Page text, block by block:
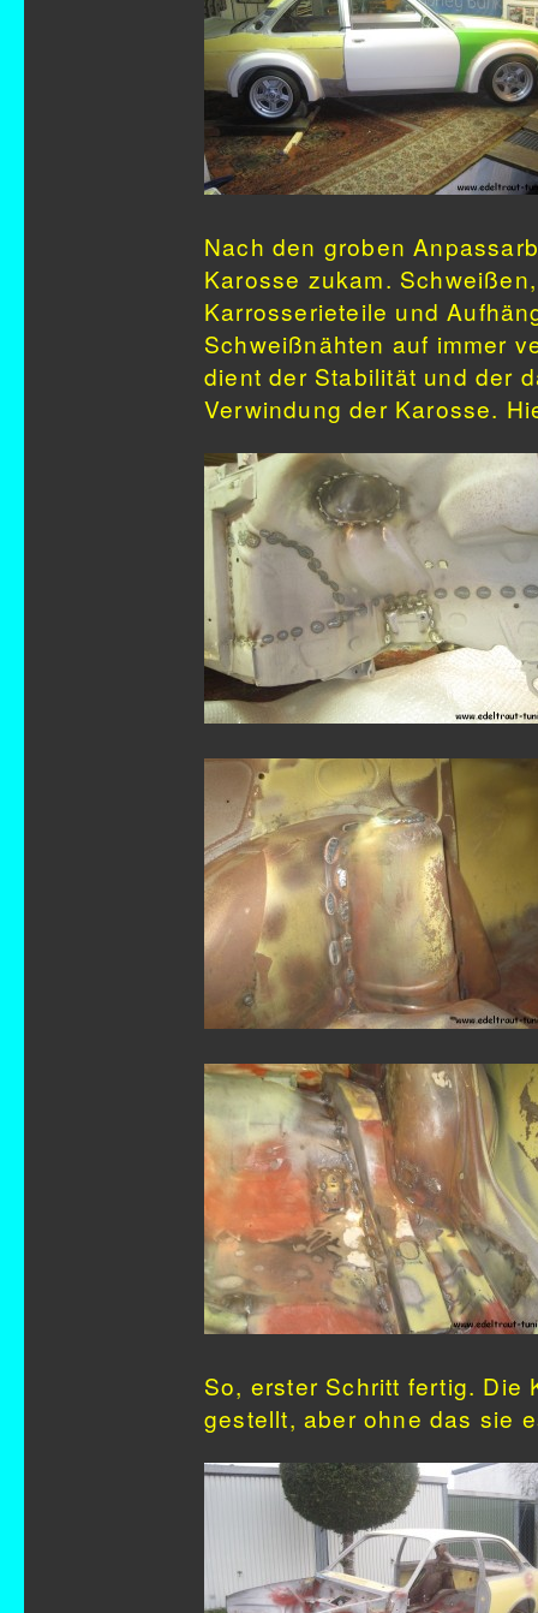
Nach den groben
Karosse zukam.
Karrosserieteile und
Schweißnähten auf immer
dient der Stabilität und der
Verwindung der Karosse.
So, erster Schritt fertig. Die
gestellt, aber ohne das sie